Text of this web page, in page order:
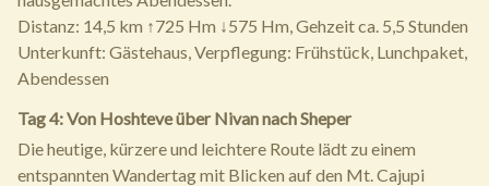
Distanz: 14,5 km ↑725 Hm ↓575 Hm, Gehzeit ca. 5,5 Stunden
Unterkunft: Gästehaus, Verpflegung: Frühstück, Lunchpaket,
Abendessen
Tag 4: Von Hoshteve über Nivan nach Sheper
Die heutige, kürzere und leichtere Route lädt zu einem
entspannten Wandertag mit Blicken auf den Mt. Cajupi